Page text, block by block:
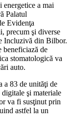
energetice a mai
Palatul
Evidenţa
precum şi diverse
Incluzivă din Bilbor.
beneficiază de
stomatologică va
auto.
a 83 de unităţi de
şi materiale
va fi susţinut prin
astfel la un